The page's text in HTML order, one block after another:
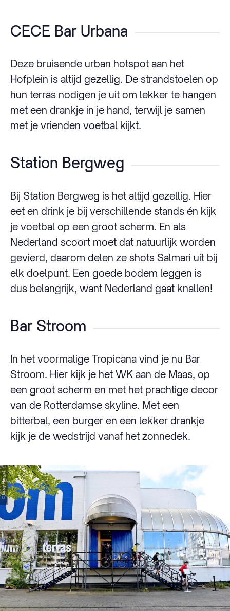
CECE Bar Urbana
Deze bruisende urban hotspot aan het
Hofplein is altijd gezellig. De strandstoelen op
hun terras nodigen je uit om lekker te hangen
met een drankje in je hand, terwijl je samen
met je vrienden voetbal kijkt.
Station Bergweg
Bij Station Bergweg is het altijd gezellig. Hier
eet en drink je bij verschillende stands én kijk
je voetbal op een groot scherm. En als
Nederland scoort moet dat natuurlijk worden
gevierd, daarom delen ze shots Salmari uit bij
elk doelpunt. Een goede bodem leggen is
dus belangrijk, want Nederland gaat knallen!
Bar Stroom
In het voormalige Tropicana vind je nu Bar
Stroom. Hier kijk je het WK aan de Maas, op
een groot scherm en met het prachtige decor
van de Rotterdamse skyline. Met een
bitterbal, een burger en een lekker drankje
kijk je de wedstrijd vanaf het zonnedek.
© Lindy Hengst